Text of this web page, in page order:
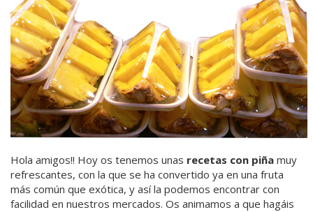
Hola amigos!! Hoy os tenemos unas recetas con piña muy
refrescantes, con la que se ha convertido ya en una fruta
más común que exótica, y así la podemos encontrar con
facilidad en nuestros mercados. Os animamos a que hagáis